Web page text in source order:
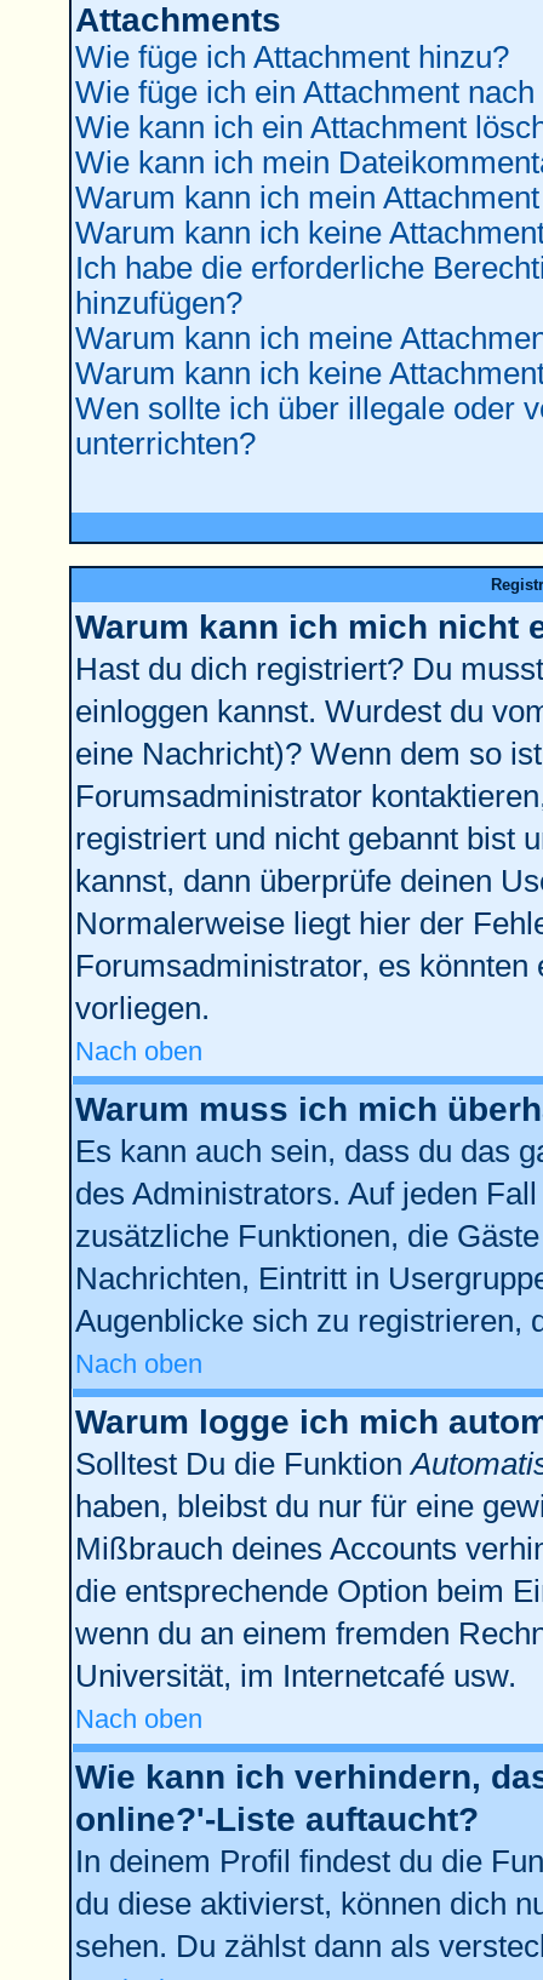
Attachments
Wie füge ich Attachment hinzu?
Wie füge ich ein Attachment
Wie kann ich ein Attachment
Wie kann ich mein
Warum kann ich mein
Warum kann ich keine
Ich habe die erforderliche
hinzufügen?
Warum kann ich meine
Warum kann ich keine
Wen sollte ich über illegale oder
unterrichten?
Warum kann ich mich nicht
Hast du dich registriert? Du
einloggen kannst. Wurdest du
eine Nachricht)? Wenn dem so
Forumsadministrator
registriert und nicht gebannt bist
kannst, dann überprüfe deinen
Normalerweise liegt hier der
Forumsadministrator, es
vorliegen.
Nach oben
Warum muss ich mich
Es kann auch sein, dass du das
des Administrators. Auf jeden
zusätzliche Funktionen, die
Nachrichten, Eintritt in
Augenblicke sich zu registrieren,
Nach oben
Warum logge ich mich
Solltest Du die Funktion
haben, bleibst du nur für eine
Mißbrauch deines Accounts
die entsprechende Option beim
wenn du an einem fremden
Universität, im Internetcafé usw.
Nach oben
Wie kann ich verhindern,
online?'-Liste auftaucht?
In deinem Profil findest du die
du diese aktivierst, können dich
sehen. Du zählst dann als